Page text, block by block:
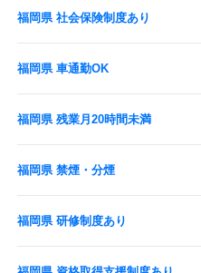
福岡県 社会保険制度あり
福岡県 車通勤OK
福岡県 残業月20時間未満
福岡県 禁煙・分煙
福岡県 研修制度あり